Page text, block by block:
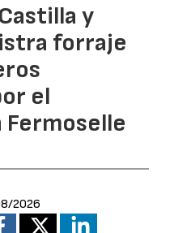
y
forraje
el
2026